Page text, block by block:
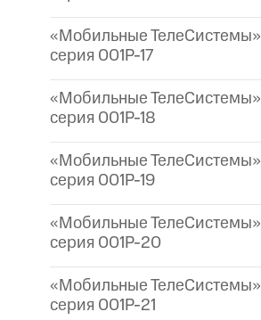
«Мобильные ТелеСистемы»
серия 001P-17
«Мобильные ТелеСистемы»
серия 001P-18
«Мобильные ТелеСистемы»
серия 001P-19
«Мобильные ТелеСистемы»
серия 001P-20
«Мобильные ТелеСистемы»
серия 001P-21